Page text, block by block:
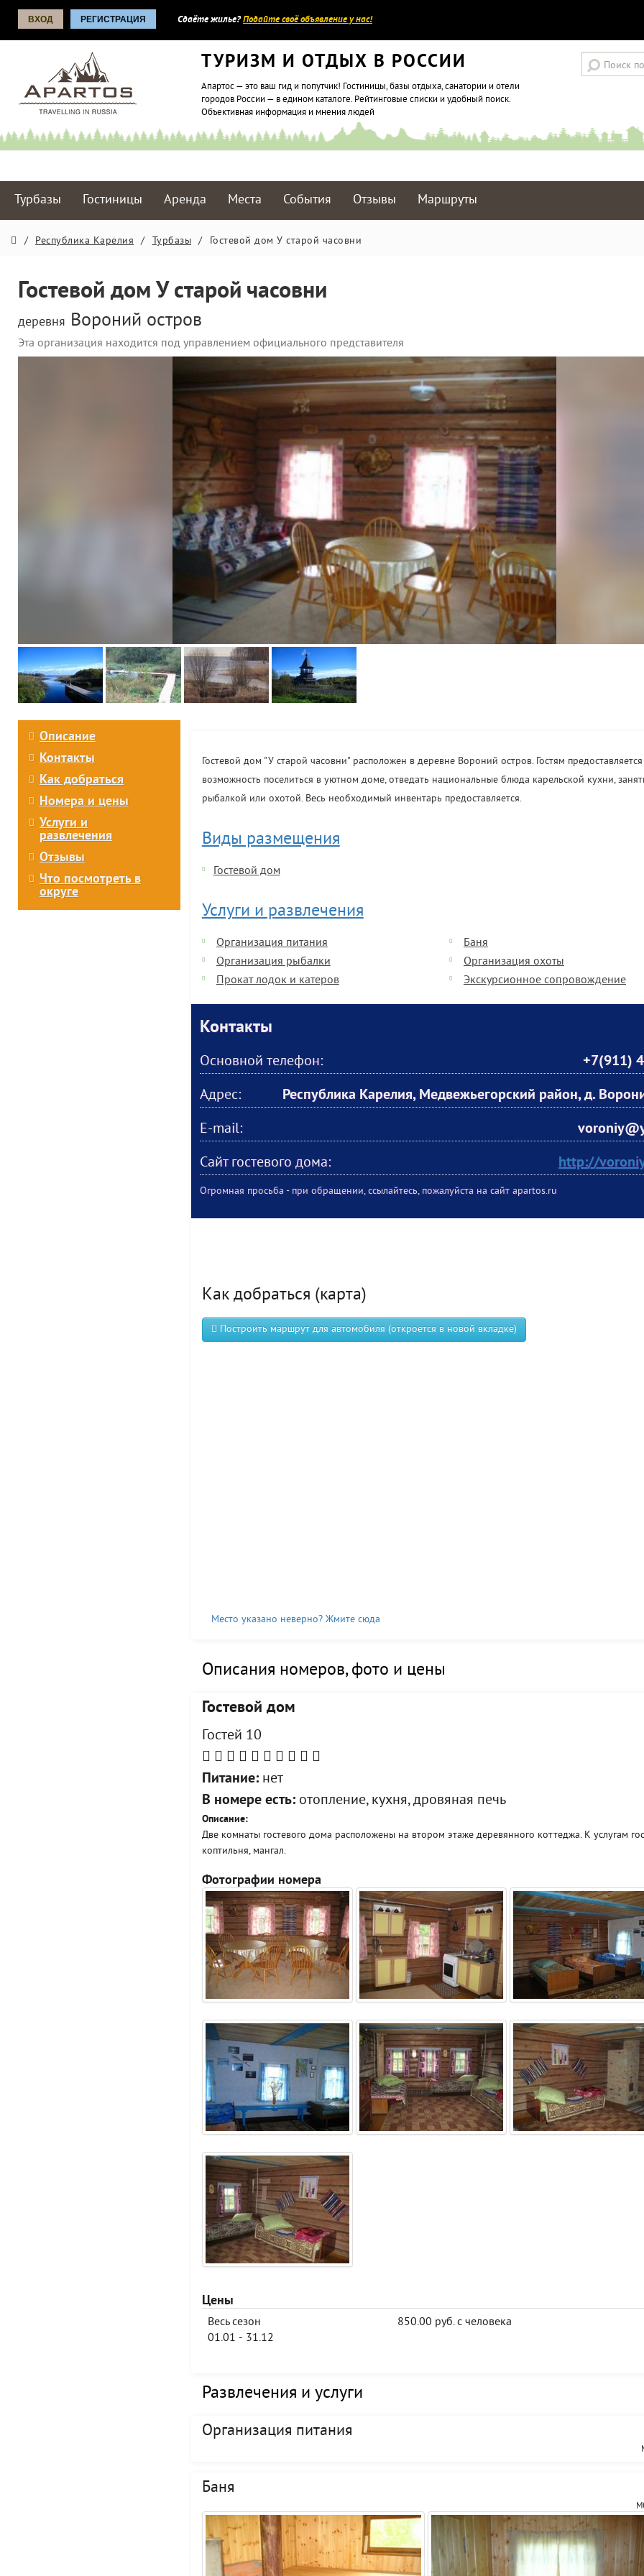
ВХОД РЕГИСТРАЦИЯ Сдаёте жилье?Подайте своё объявление у нас!
ТУРИЗМ И ОТДЫХ В РОССИИ
Апартос — это ваш гид и попутчик! Гостиницы, базы отдыха, санатории и отели
городов России — в едином каталоге. Рейтинговые списки и удобный поиск.
Объективная информация и мнения людей
Турбазы Гостиницы Аренда Места События Отзывы Маршруты
/ Республика Карелия / Турбазы / Гостевой дом У старой часовни
Гостевой дом У старой часовни
деревня Вороний остров
Эта организация находится под управлением официального представителя
Описание
Контакты
Как добраться
Номера и цены
Услуги и
развлечения
Отзывы
Что посмотреть в
округе
Гостевой дом "У старой часовни" расположен в деревне Вороний остров. Гостям предоставляется
возможность поселиться в уютном доме, отведать национальные блюда карельской кухни,
рыбалкой или охотой. Весь необходимый инвентарь предоставляется.
Виды размещения
Гостевой дом
Услуги и развлечения
Организация питания
Баня
Организация рыбалки
Организация охоты
Прокат лодок и катеров
Экскурсионное сопровождение
Контакты
Основной телефон:
+7(911)
Адрес:
Республика Карелия, Медвежьегорский район, д.
E-mail:
Сайт гостевого дома:
http://
Огромная просьба - при обращении, ссылайтесь, пожалуйста на сайт apartos.ru
Как добраться (карта)
Построить маршрут для автомобиля (откроется в новой вкладке)
Место указано неверно? Жмите сюда
Описания номеров, фото и цены
Гостевой дом
Гостей 10
Питание:нет
В номере есть:отопление, кухня, дровяная печь
Описание:
Две комнаты гостевого дома расположены на втором этаже деревянного коттеджа. К услугам
коптильня, мангал.
Фотографии номера
Цены
Весь сезон
01.01 - 31.12
850.00 руб. с человека
Развлечения и услуги
Организация питания
Баня